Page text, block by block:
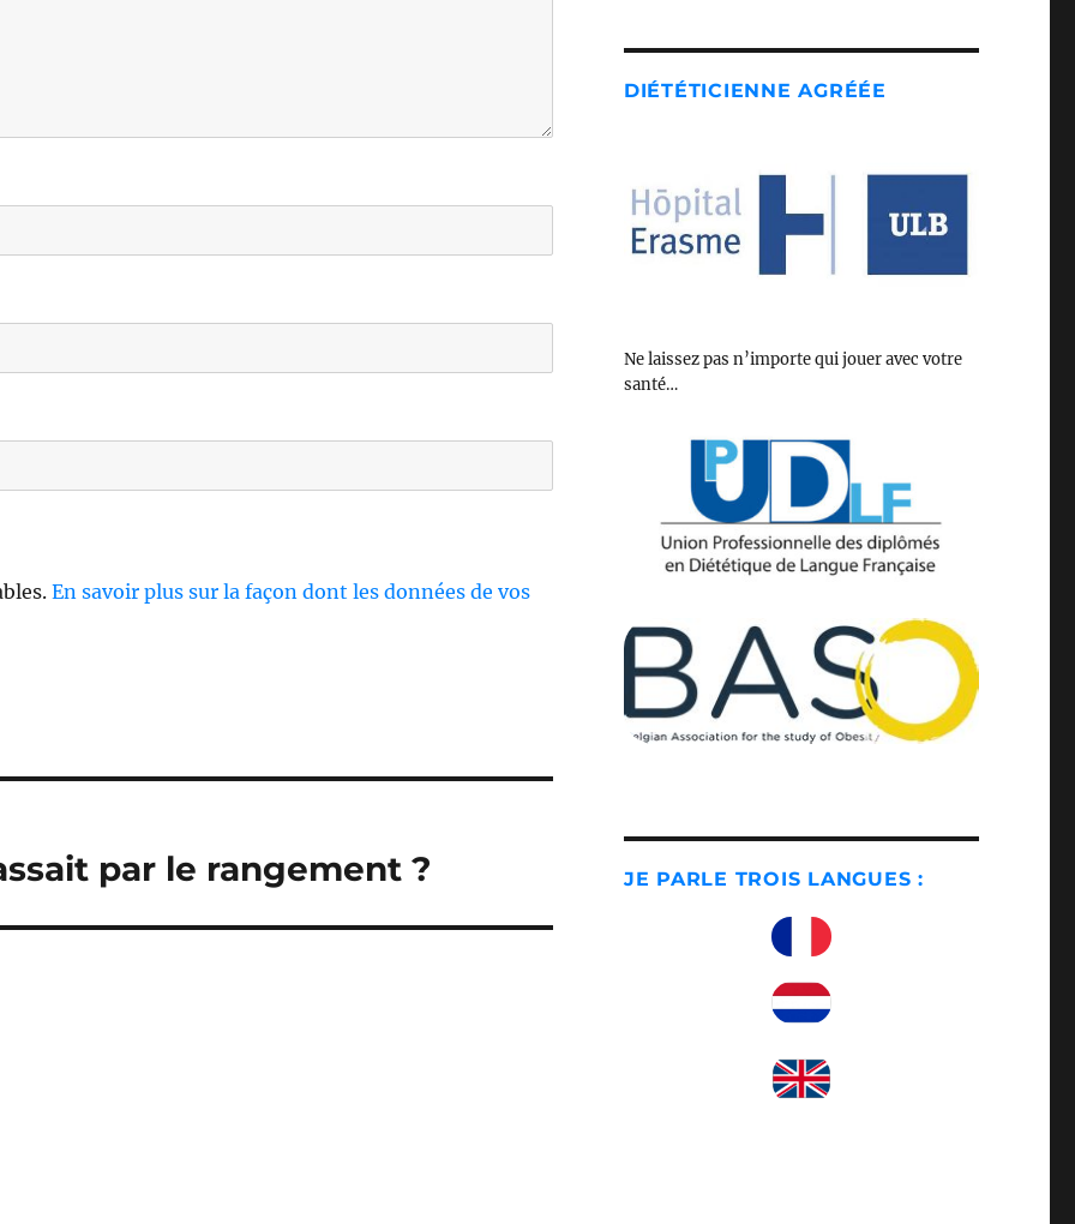
En savoir plus sur la façon dont les données de vos
par le rangement ?
DIÉTÉTICIENNE AGRÉÉE
Ne laissez pas n’importe qui jouer avec votre
santé…
JE PARLE TROIS LANGUES :